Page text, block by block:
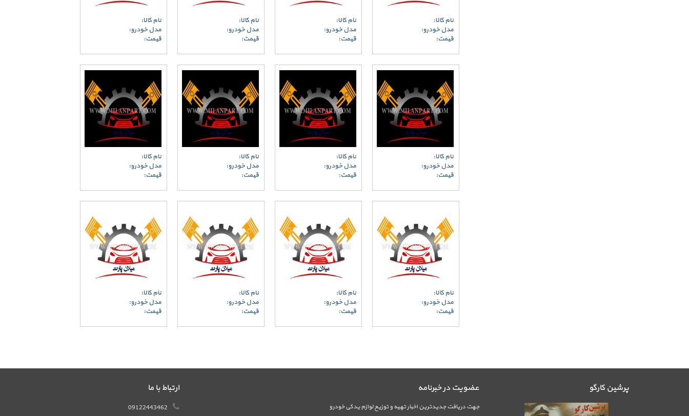
نام کالا:
مدل خودرو:
قیمت:
نام کالا:
مدل خودرو:
قیمت:
نام کالا:
مدل خودرو:
قیمت:
نام کالا:
مدل خودرو:
قیمت:
نام کالا:
مدل خودرو:
قیمت:
نام کالا:
مدل خودرو:
قیمت:
نام کالا:
مدل خودرو:
قیمت:
نام کالا:
مدل خودرو:
قیمت:
نام کالا:
مدل خودرو:
قیمت:
نام کالا:
مدل خودرو:
قیمت:
نام کالا:
مدل خودرو:
قیمت:
نام کالا:
مدل خودرو:
قیمت:
پرشین کارگو عضویت در خبرنامه
جهت دریافت جدیدترین اخبار تهیه و توزیع لوازم یدکی خودرو
ارتباط با ما
09122443462